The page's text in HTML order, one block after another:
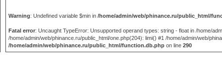
Warning: Undefined variable $min in /home/admin/web/phinance.ru/public_html/
Fatal error: Uncaught TypeError: Unsupported operand types: string - float in /home/
/home/admin/web/phinance.ru/public_html/one.php(204): limi() #1 /home/admin/web/
/home/admin/web/phinance.ru/public_html/function.db.php on line 290